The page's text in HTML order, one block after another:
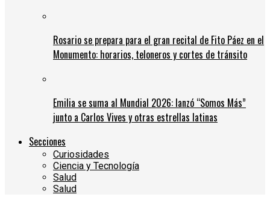
Rosario se prepara para el gran recital de Fito Páez en el
Monumento: horarios, teloneros y cortes de tránsito
Emilia se suma al Mundial 2026: lanzó “Somos Más”
junto a Carlos Vives y otras estrellas latinas
Secciones
Curiosidades
Ciencia y Tecnología
Salud
Salud